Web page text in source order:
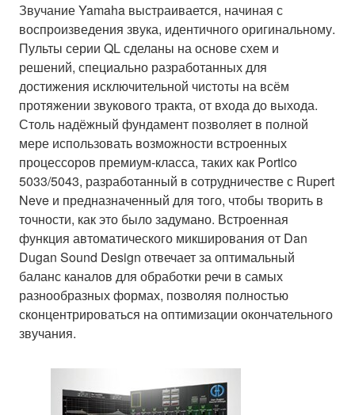
Звучание Yamaha выстраивается, начиная с
воспроизведения звука, идентичного оригинальному.
Пульты серии QL сделаны на основе схем и
решений, специально разработанных для
достижения исключительной чистоты на всём
протяжении звукового тракта, от входа до выхода.
Столь надёжный фундамент позволяет в полной
мере использовать возможности встроенных
процессоров премиум-класса, таких как Portico
5033/5043, разработанный в сотрудничестве с Rupert
Neve и предназначенный для того, чтобы творить в
точности, как это было задумано. Встроенная
функция автоматического микширования от Dan
Dugan Sound Design отвечает за оптимальный
баланс каналов для обработки речи в самых
разнообразных формах, позволяя полностью
сконцентрироваться на оптимизации окончательного
звучания.